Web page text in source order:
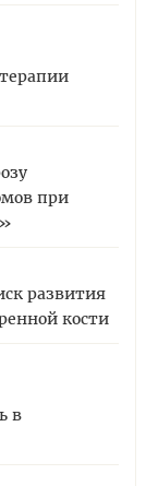
при
развития
кости
в